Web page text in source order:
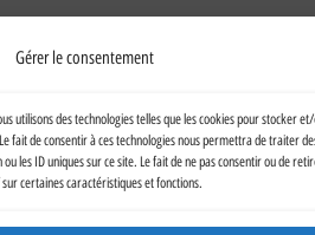
Gérer le consentement
utilisons des technologies telles que les cookies pour stocker
fait de consentir à ces technologies nous permettra de traiter
les ID uniques sur ce site. Le fait de ne pas consentir ou de
certaines caractéristiques et fonctions.